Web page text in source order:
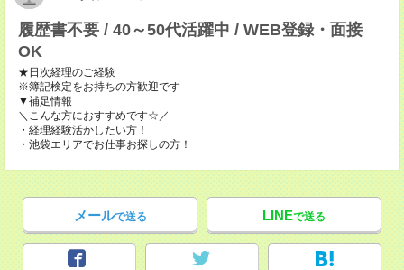
履歴書不要 / 40～50代活躍中 / WEB登録・面接
OK
★日次経理のご経験
※簿記検定をお持ちの方歓迎です
▼補足情報
＼こんな方におすすめです☆／
・経理経験活かしたい方！
・池袋エリアでお仕事お探しの方！
メールで送る LINEで送る